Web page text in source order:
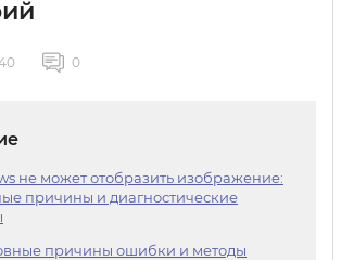
0
не может отобразить изображение:
причины и диагностические
причины ошибки и методы